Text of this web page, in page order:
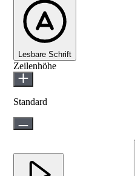
Lesbare Schrift
Zeilenhöhe
Standard